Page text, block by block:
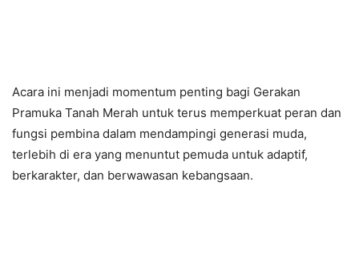
Acara ini menjadi momentum penting bagi Gerakan
Pramuka Tanah Merah untuk terus memperkuat peran dan
fungsi pembina dalam mendampingi generasi muda,
terlebih di era yang menuntut pemuda untuk adaptif,
berkarakter, dan berwawasan kebangsaan.